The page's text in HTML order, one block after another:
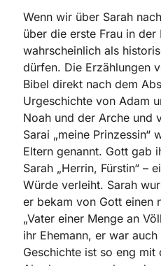
Wenn wir über Sarah
über die erste Frau in
wahrscheinlich als
dürfen. Die Erzählungen
Bibel direkt nach dem
Urgeschichte von Adam
Noah und der Arche und
Sarai „meine Prinzessin“
Eltern genannt. Gott gab
Sarah „Herrin, Fürstin“ –
Würde verleiht. Sarah
er bekam von Gott einen
„Vater einer Menge an
ihr Ehemann, er war
Geschichte ist so eng mit